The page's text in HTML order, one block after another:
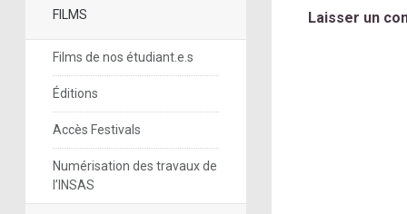
FILMS
Films de nos étudiant.e.s
Éditions
Accès Festivals
Numérisation des travaux de
l’INSAS
Laisser un